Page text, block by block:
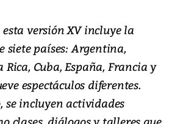
versión XV incluye la
siete países: Argentina,
Rica, Cuba, España, Francia y
espectáculos diferentes.
se incluyen actividades